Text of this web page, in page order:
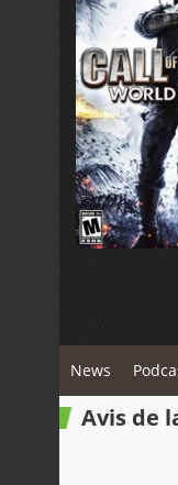
News
Avis de